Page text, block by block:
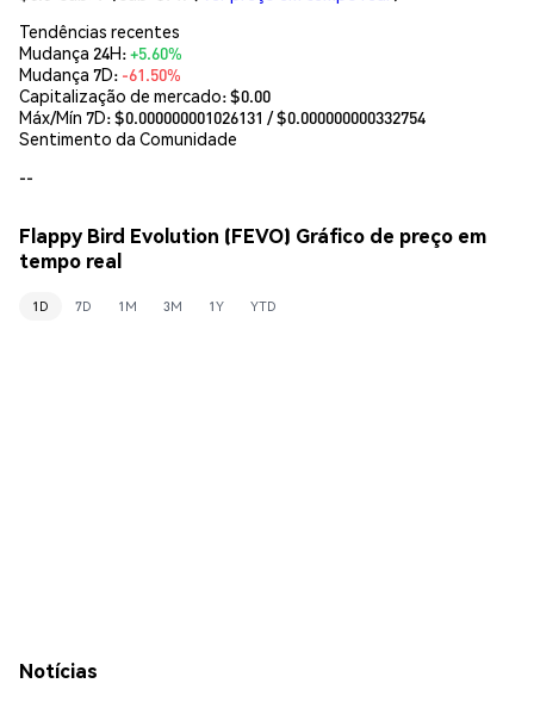
Tendências recentes
Mudança 24H:+5.60%
Mudança 7D: -61.50%
Capitalização de mercado:$0.00
Máx/Mín 7D: $0.000000001026131 / $0.000000000332754
Sentimento da Comunidade
--
Flappy Bird Evolution (FEVO) Gráfico de preço em
tempo real
1D 7D 1M 3M 1Y YTD
Notícias